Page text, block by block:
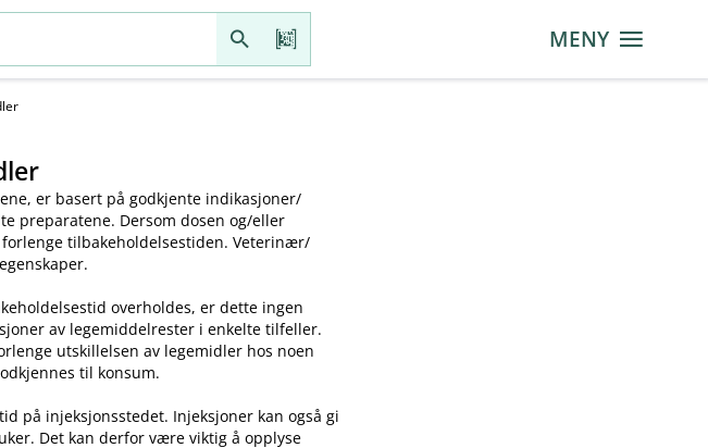
MENY
er basert på godkjente indikasjoner​/​
preparatene. Dersom dosen og​/​eller
tilbakeholdelsestiden. Veterinær​/​
overholdes, er dette ingen
av legemiddelrester i enkelte tilfeller.
utskillelsen av legemidler hos noen
til konsum.
på injeksjonsstedet. Injeksjoner kan også gi
Det kan derfor være viktig å opplyse